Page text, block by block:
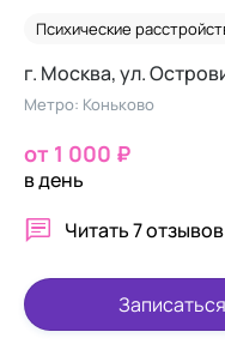
Психические
г. Москва, ул.
Метро: Коньково
от 1 000 ₽
в день
Читать7 отзывов